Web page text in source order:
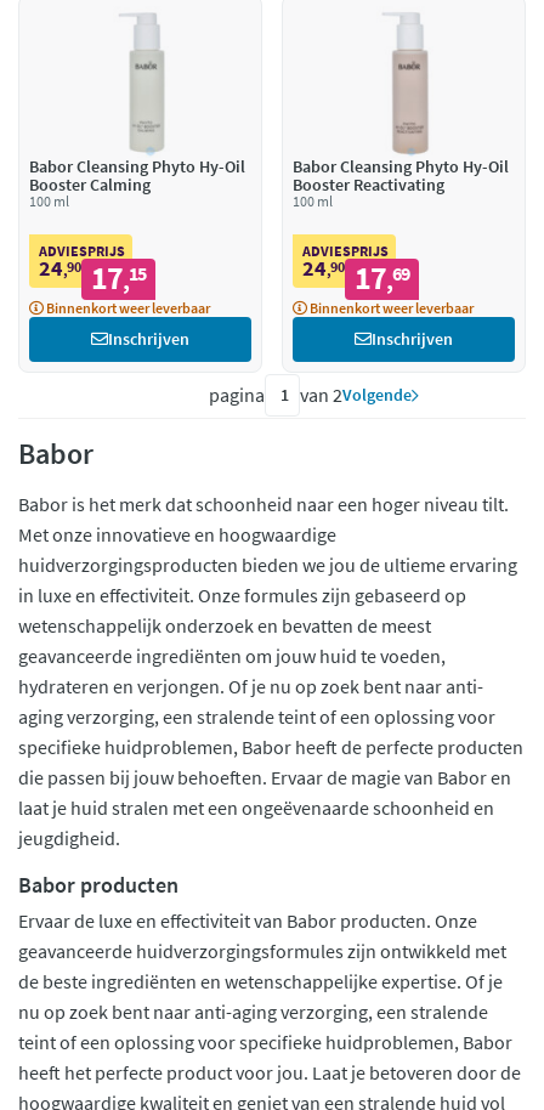
Babor Cleansing Phyto Hy-Oil
Booster Calming
100 ml
ADVIESPRIJS
24,90 17,15
Binnenkort weer leverbaar
Inschrijven
Babor Cleansing Phyto Hy-Oil
Booster Reactivating
100 ml
ADVIESPRIJS
24,90 17,69
Binnenkort weer leverbaar
Inschrijven
pagina van 2Volgende
Babor
Babor is het merk dat schoonheid naar een hoger niveau tilt.
Met onze innovatieve en hoogwaardige
huidverzorgingsproducten bieden we jou de ultieme ervaring
in luxe en effectiviteit. Onze formules zijn gebaseerd op
wetenschappelijk onderzoek en bevatten de meest
geavanceerde ingrediënten om jouw huid te voeden,
hydrateren en verjongen. Of je nu op zoek bent naar anti-
aging verzorging, een stralende teint of een oplossing voor
specifieke huidproblemen, Babor heeft de perfecte producten
die passen bij jouw behoeften. Ervaar de magie van Babor en
laat je huid stralen met een ongeëvenaarde schoonheid en
jeugdigheid.
Babor producten
Ervaar de luxe en effectiviteit van Babor producten. Onze
geavanceerde huidverzorgingsformules zijn ontwikkeld met
de beste ingrediënten en wetenschappelijke expertise. Of je
nu op zoek bent naar anti-aging verzorging, een stralende
teint of een oplossing voor specifieke huidproblemen, Babor
heeft het perfecte product voor jou. Laat je betoveren door de
hoogwaardige kwaliteit en geniet van een stralende huid vol